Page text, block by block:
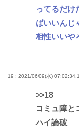
ってるだけ
ばいいんじ
相性いいや
19 : 2021/06/09(水)
>>18
コミュ障と
ハイ論破